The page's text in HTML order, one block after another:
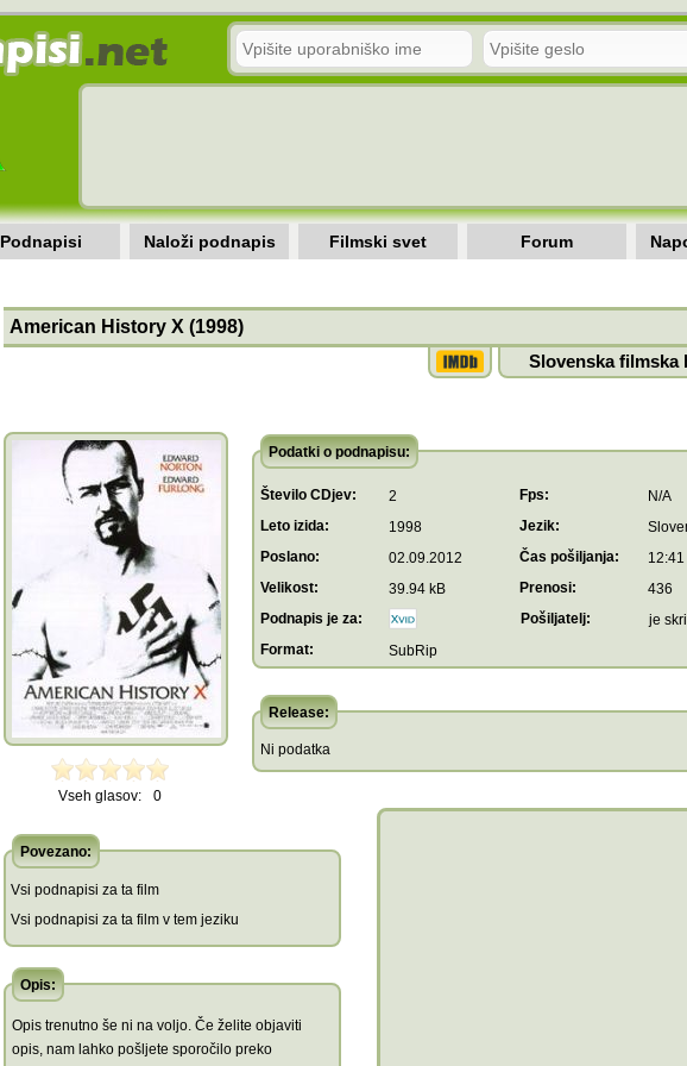
Podnapisi Naloži podnapis Filmski svet Forum
American History X (1998)
Slovenska filmska
Vseh glasov: 0
Podatki o podnapisu:
Število CDjev: 2 Fps:
N/A
Leto izida:
1998 Jezik:
Poslano:
02.09.2012 Čas pošiljanja:
12:41
Velikost:
39.94 kB Prenosi:
436
Podnapis je za:
Pošiljatelj:
je
Format:
SubRip
Release:
Ni podatka
Povezano:
Vsi podnapisi za ta film
Vsi podnapisi za ta film v tem jeziku
Opis:
Opis trenutno še ni na voljo. Če želite objaviti
opis, nam lahko pošljete sporočilo preko